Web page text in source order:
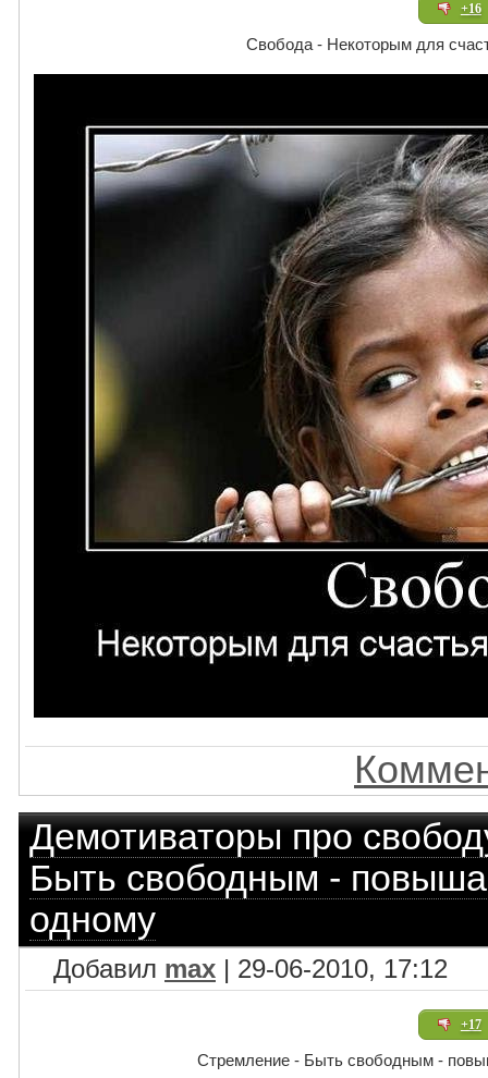
+16
Свобода - Некоторым для
Демотиваторы про
Быть свободным -
одному
Добавил max | 29-06-2010, 17:12
+17
Стремление - Быть свободным -